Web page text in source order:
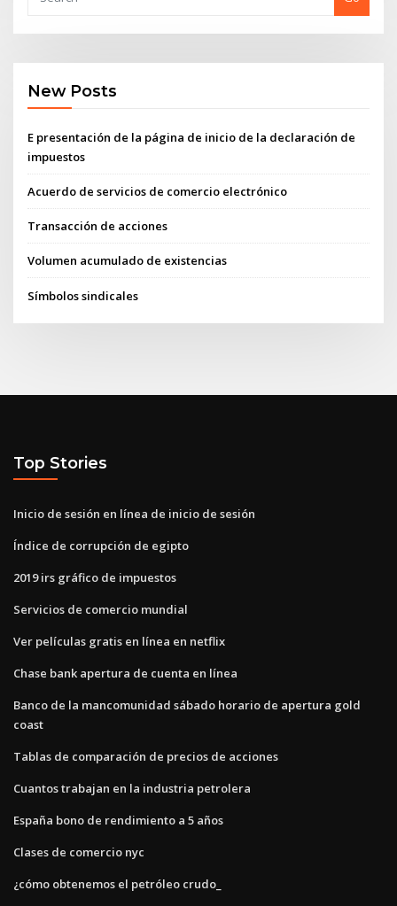
New Posts
E presentación de la página de inicio de la declaración de
impuestos
Acuerdo de servicios de comercio electrónico
Transacción de acciones
Volumen acumulado de existencias
Símbolos sindicales
Top Stories
Inicio de sesión en línea de inicio de sesión
Índice de corrupción de egipto
2019 irs gráfico de impuestos
Servicios de comercio mundial
Ver películas gratis en línea en netflix
Chase bank apertura de cuenta en línea
Banco de la mancomunidad sábado horario de apertura gold
coast
Tablas de comparación de precios de acciones
Cuantos trabajan en la industria petrolera
España bono de rendimiento a 5 años
Clases de comercio nyc
¿cómo obtenemos el petróleo crudo_